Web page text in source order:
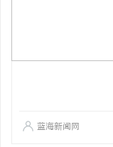
蓝海新闻网